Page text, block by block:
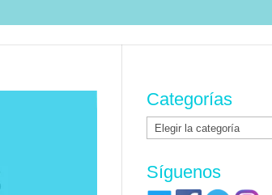
Categorías
Categorías
Síguenos